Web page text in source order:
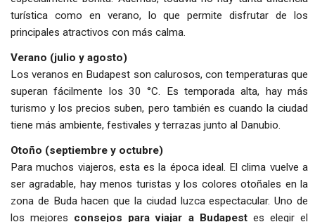
turística como en verano, lo que permite disfrutar de los
principales atractivos con más calma.
Verano (julio y agosto)
Los veranos en Budapest son calurosos, con temperaturas que
superan fácilmente los 30 °C. Es temporada alta, hay más
turismo y los precios suben, pero también es cuando la ciudad
tiene más ambiente, festivales y terrazas junto al Danubio.
Otoño (septiembre y octubre)
Para muchos viajeros, esta es la época ideal. El clima vuelve a
ser agradable, hay menos turistas y los colores otoñales en la
zona de Buda hacen que la ciudad luzca espectacular. Uno de
los mejores consejos para viajar a Budapestes elegir el